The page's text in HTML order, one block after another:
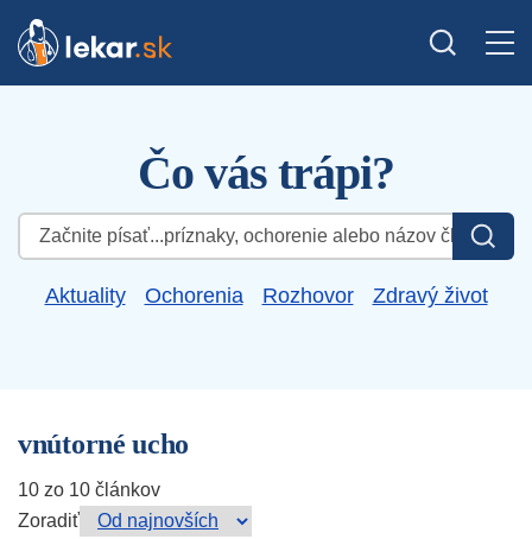
Čo vás trápi?
Hľadať:
Aktuality Ochorenia Rozhovor Zdravý život
vnútorné ucho
10 zo 10 článkov
Zoradiť